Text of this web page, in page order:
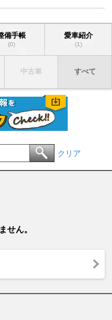
備手帳
(0)
愛車紹介
(1)
中古車 すべて
クリア
せん。